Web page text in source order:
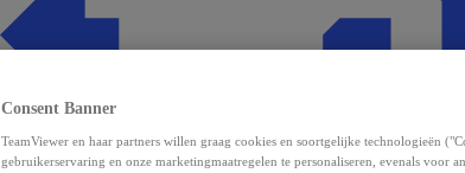
Consent Banner
TeamViewer en haar partners willen graag cookies en soortgelijke technologieën
gebruikerservaring en onze marketingmaatregelen te personaliseren, evenals voor